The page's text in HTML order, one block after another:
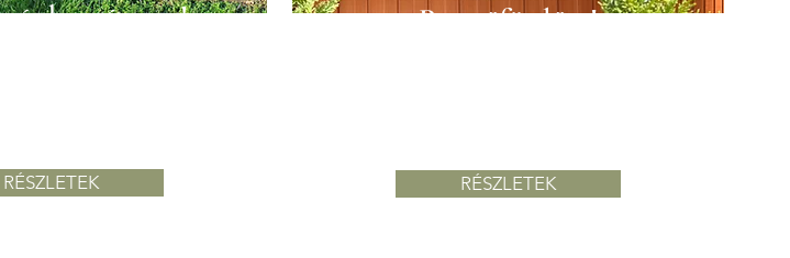
és bográcsozz!
RÉSZLETEK
Pezsgőfürdőzz!
RÉSZLETEK